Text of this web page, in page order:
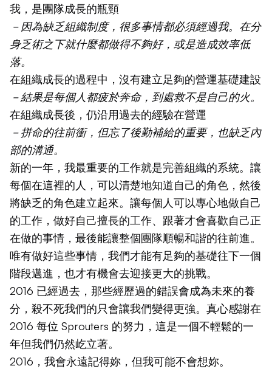
我，是團隊成長的瓶頸
－因為缺乏組織制度，很多事情都必須經過我。在分
身乏術之下就什麼都做得不夠好，或是造成效率低
落。
在組織成長的過程中，沒有建立足夠的營運基礎建設
－結果是每個人都疲於奔命，到處救不是自己的火。
在組織成長後，仍沿用過去的經驗在營運
－拼命的往前衝，但忘了後勤補給的重要，也缺乏內
部的溝通。
新的一年，我最重要的工作就是完善組織的系統。讓
每個在這裡的人，可以清楚地知道自己的角色，然後
將缺乏的角色建立起來。讓每個人可以專心地做自己
的工作，做好自己擅長的工作、跟著才會喜歡自己正
在做的事情，最後能讓整個團隊順暢和諧的往前進。
唯有做好這些事情，我們才能有足夠的基礎往下一個
階段邁進，也才有機會去迎接更大的挑戰。
2016 已經過去，那些經歷過的錯誤會成為未來的養
分，殺不死我們的只會讓我們變得更強。真心感謝在
2016 每位 Sprouters 的努力，這是一個不輕鬆的一
年但我們仍然屹立著。
2016，我會永遠記得妳，但我可能不會想妳。